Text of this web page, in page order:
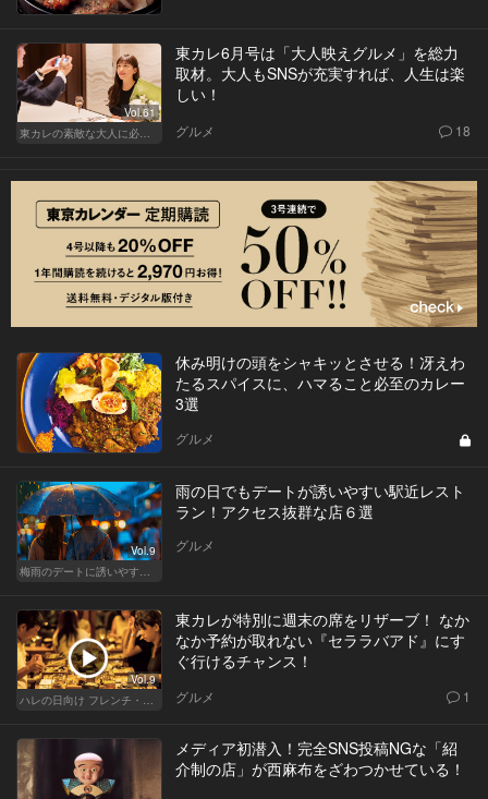
Vol.61
東カレの素敵な大人に必要なこと
東カレ6月号は「大人映えグルメ」を総力
取材。大人もSNSが充実すれば、人生は楽
しい！
グルメ 18
休み明けの頭をシャキッとさせる！冴えわ
たるスパイスに、ハマること必至のカレー
3選
グルメ
Vol.9
梅雨のデートに誘いやすい！駅から近い人気レストラン
雨の日でもデートが誘いやすい駅近レスト
ラン！アクセス抜群な店６選
グルメ
Vol.9
ハレの日向け フレンチ・高級店
東カレが特別に週末の席をリザーブ！ なか
なか予約が取れない『セララバアド』にす
ぐ行けるチャンス！
グルメ 1
メディア初潜入！完全SNS投稿NGな「紹
介制の店」が西麻布をざわつかせている！